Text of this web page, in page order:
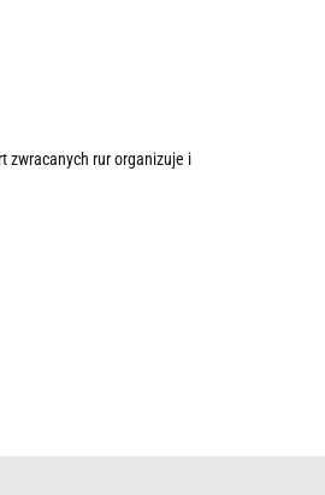
zwracanych rur organizuje i